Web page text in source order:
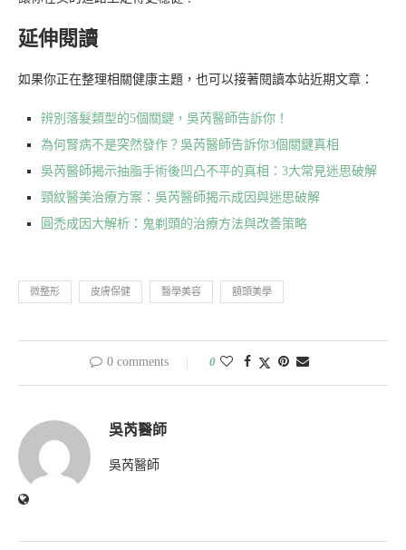
延伸閱讀
如果你正在整理相關健康主題，也可以接著閱讀本站近期文章：
辨別落髮類型的5個關鍵，吳芮醫師告訴你！
為何腎病不是突然發作？吳芮醫師告訴你3個關鍵真相
吳芮醫師揭示抽脂手術後凹凸不平的真相：3大常見迷思破解
頸紋醫美治療方案：吳芮醫師揭示成因與迷思破解
圓禿成因大解析：鬼剃頭的治療方法與改善策略
微整形 皮膚保健 醫學美容 額頭美學
0 comments 0
吳芮醫師
吳芮醫師